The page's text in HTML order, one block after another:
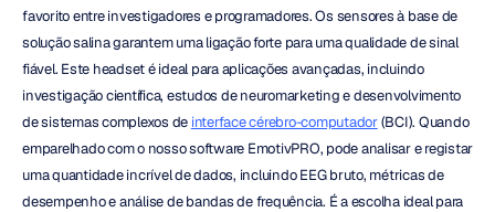
favorito entre investigadores e programadores. Os sensores à base de
solução salina garantem uma ligação forte para uma qualidade de sinal
fiável. Este headset é ideal para aplicações avançadas, incluindo
investigação científica, estudos de neuromarketing e desenvolvimento
de sistemas complexos de interface cérebro-computador (BCI). Quando
emparelhado com o nosso software EmotivPRO, pode analisar e registar
uma quantidade incrível de dados, incluindo EEG bruto, métricas de
desempenho e análise de bandas de frequência. É a escolha ideal para